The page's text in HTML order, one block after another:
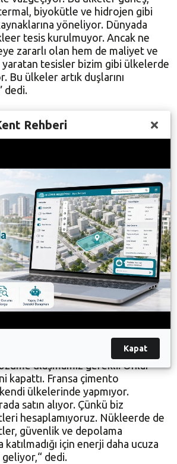
biyokütle ve hidrojen gibi
yöneliyor. Dünyada
tesis kurulmuyor. Ancak ne
zararlı olan hem de maliyet ve
tesisler bizim gibi ülkelerde
Bu ülkeler artık duşlarını
dedi.
petrol sorununu
dünyanın gelişmiş
teknolojinin de artık çok pahalı
enerjinin 1980’lerden sonra
oldukça ucuzladığını ve bilinç
yenilenebilir enerjiye yöneldiğini
bu konuda gelişmiş ülkeleri
2023 yılında yenilenebilir
diyen uyar bu konuda Almanya
3 ekim günü öğlen
enerjinin % altmışı yenilenebilir
dedi.
bir çözümden çok yeni bir sorun
Prof. Dr.Uyar, “Bağlılığı ortadan
ulaşmamız gerekli. Onlar
kapattı. Fransa çimento
kendi ülkelerinde yapmıyor.
satın alıyor. Çünkü biz
hesaplamıyoruz. Nükleerde de
güvenlik ve depolama
için enerji daha ucuza
dedi.
Rehberi
Kapat